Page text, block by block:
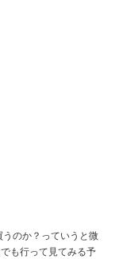
のか？っていうと微
も行って見てみる予